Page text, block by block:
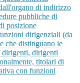
di indirizzo
pubbliche di
posizione
dirigenziali (da
che distinguano le
dirigenti, dirigenti
titolari di
con funzioni